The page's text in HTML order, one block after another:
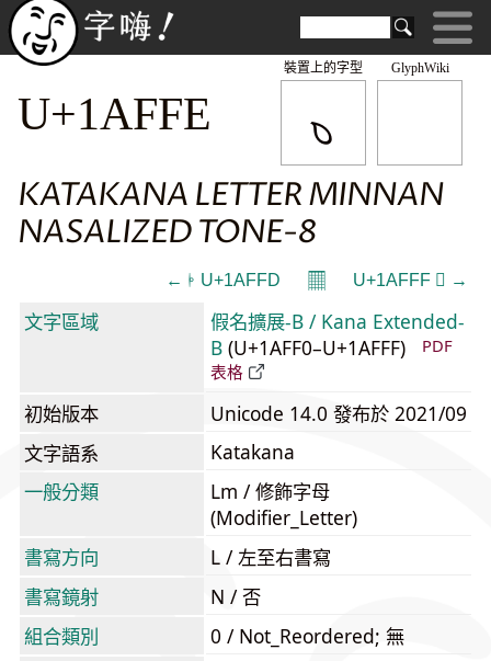
GlyphWiki
𚿾
裝置上的字型
U+1AFFE
KATAKANA LETTER MINNAN
NASALIZED TONE-8
← 𚿽 U+1AFFD 𝄜 U+1AFFF 𚿿 →
文字區域
假名擴展-B / Kana Extended-
B (U+1AFF0–U+1AFFF)
PDF
表格
初始版本
Unicode 14.0 發布於 2021/09
文字語系
Katakana
一般分類
Lm / 修飾字母
(Modifier_Letter)
書寫方向
L / 左至右書寫
書寫鏡射
N / 否
組合類別
0 / Not_Reordered; 無